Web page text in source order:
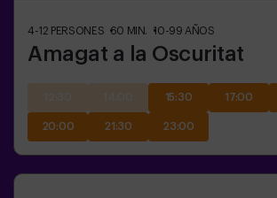
4-12 PERSONES 60 MIN. 10-99 AÑOS
Amagat a la Oscuritat
15:30 17:00
20:00 21:30 23:00